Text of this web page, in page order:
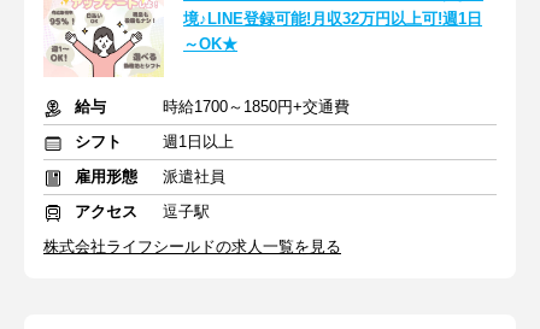
境♪LINE登録可能!月収32万円以上可!週1日
～OK★
給与
時給1700～1850円+交通費
シフト
週1日以上
雇用形態
派遣社員
アクセス
逗子駅
株式会社ライフシールドの求人一覧を見る